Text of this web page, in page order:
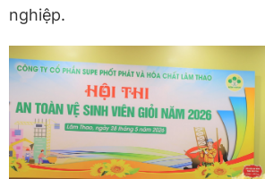
nghiệp.